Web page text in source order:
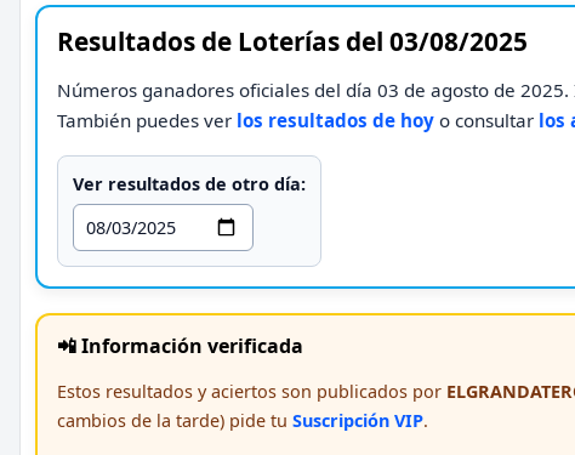
Resultados de Loterías del 03/08/2025
Números ganadores oficiales del día 03 de agosto de
También puedes ver los resultados de hoy o consultar los
Ver resultados de otro día:
📲 Información verificada
Estos resultados y aciertos son publicados por
cambios de la tarde) pide tu Suscripción VIP.